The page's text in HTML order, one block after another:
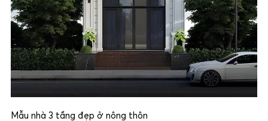
Mẫu nhà 3 tầng đẹp ở nông thôn